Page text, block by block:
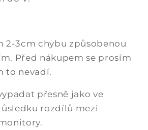
2-3cm chybu způsobenou
Před nákupem se prosím
to nevadí.
přesně jako ve
rozdílů mezi